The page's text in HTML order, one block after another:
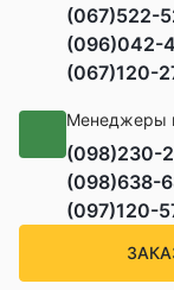
(067)522-
(096)042-
(067)120-
Менеджеры
(098)230-
(098)638-
(097)120-